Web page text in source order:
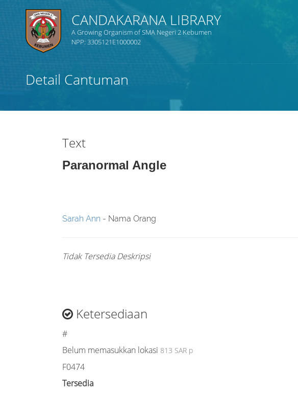
CANDAKARANA LIBRARY
A Growing Organism of SMA Negeri 2 Kebumen
NPP: 3305121E1000002
Detail Cantuman
Text
Paranormal Angle
Sarah Ann - Nama Orang
Tidak Tersedia Deskripsi
Ketersediaan
#
Belum memasukkan lokasi 813 SAR p
F0474
Tersedia